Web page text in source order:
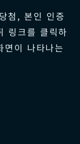
첨, 본인 인증
링크를 클릭하
이 나타나는